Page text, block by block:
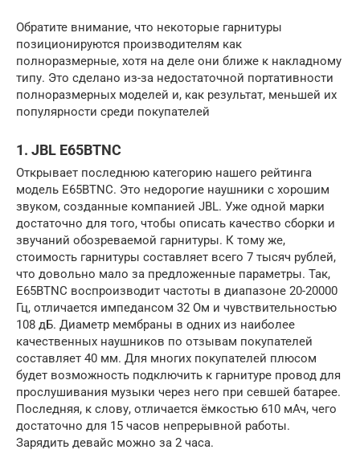
Обратите внимание, что некоторые гарнитуры
позиционируются производителям как
полноразмерные, хотя на деле они ближе к накладному
типу. Это сделано из-за недостаточной портативности
полноразмерных моделей и, как результат, меньшей их
популярности среди покупателей
1. JBL E65BTNC
Открывает последнюю категорию нашего рейтинга
модель E65BTNC. Это недорогие наушники с хорошим
звуком, созданные компанией JBL. Уже одной марки
достаточно для того, чтобы описать качество сборки и
звучаний обозреваемой гарнитуры. К тому же,
стоимость гарнитуры составляет всего 7 тысяч рублей,
что довольно мало за предложенные параметры. Так,
E65BTNC воспроизводит частоты в диапазоне 20-20000
Гц, отличается импедансом 32 Ом и чувствительностью
108 дБ. Диаметр мембраны в одних из наиболее
качественных наушников по отзывам покупателей
составляет 40 мм. Для многих покупателей плюсом
будет возможность подключить к гарнитуре провод для
прослушивания музыки через него при севшей батарее.
Последняя, к слову, отличается ёмкостью 610 мАч, чего
достаточно для 15 часов непрерывной работы.
Зарядить девайс можно за 2 часа.